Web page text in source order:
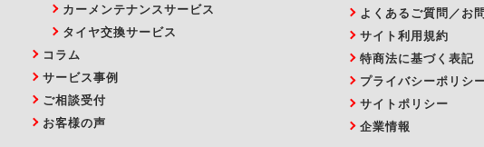
カーメンテナンスサービス
タイヤ交換サービス
コラム
サービス事例
ご相談受付
お客様の声
よくあるご質問／お
サイト利用規約
特商法に基づく表記
プライバシーポリシ
サイトポリシー
企業情報